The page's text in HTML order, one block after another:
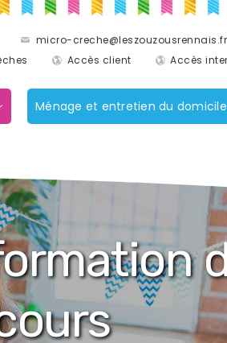
micro-creche@leszouzousrennais.fr
Accès client Accès
Ménage et entretien du domicile